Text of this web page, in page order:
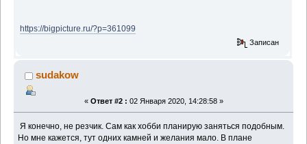
https://bigpicture.ru/?p=361099
Записан
sudakow
« Ответ #2 : 02 Января 2020, 14:28:58 »
Я конечно, не резчик. Сам как хобби планирую заняться подобным.
Но мне кажется, тут одних камней и желания мало. В плане